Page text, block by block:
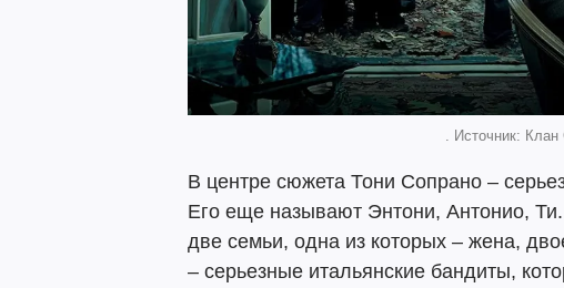
. Источник: Клан
В центре сюжета Тони Сопрано –
Его еще называют Энтони, Антонио,
две семьи, одна из которых – жена,
– серьезные итальянские бандиты,